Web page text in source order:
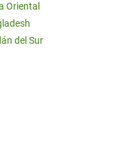
Oriental
del Sur